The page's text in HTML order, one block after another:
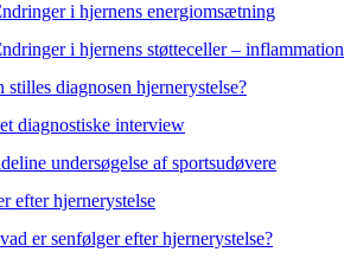
i hjernens energiomsætning
i hjernens støtteceller – inflammation
stilles diagnosen hjernerystelse?
diagnostiske interview
undersøgelse af sportsudøvere
efter hjernerystelse
er senfølger efter hjernerystelse?